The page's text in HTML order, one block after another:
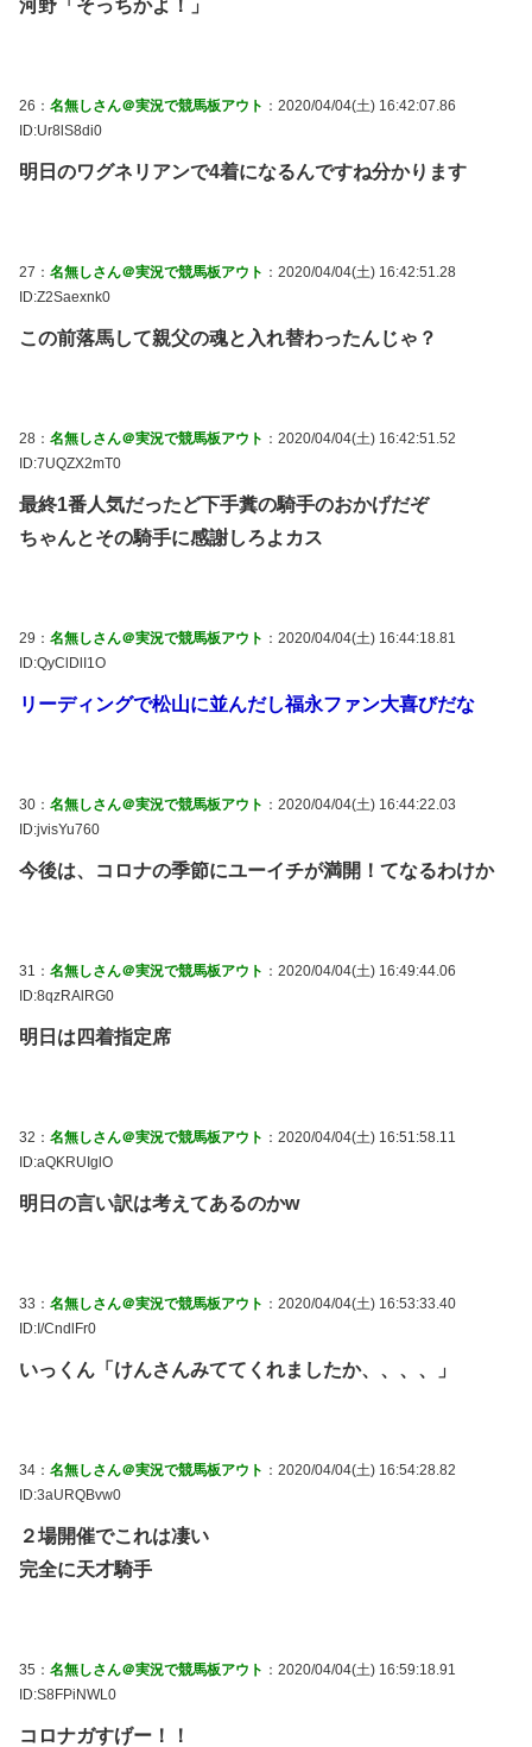
河野「そっちかよ！」
26： 名無しさん＠実況で競馬板アウト ：2020/04/04(土) 16:42:07.86
ID:Ur8lS8di0
明日のワグネリアンで4着になるんですね分かります
27： 名無しさん＠実況で競馬板アウト ：2020/04/04(土) 16:42:51.28
ID:Z2Saexnk0
この前落馬して親父の魂と入れ替わったんじゃ？
28： 名無しさん＠実況で競馬板アウト ：2020/04/04(土) 16:42:51.52
ID:7UQZX2mT0
最終1番人気だったど下手糞の騎手のおかげだぞ
ちゃんとその騎手に感謝しろよカス
29： 名無しさん＠実況で競馬板アウト ：2020/04/04(土) 16:44:18.81
ID:QyClDlI1O
リーディングで松山に並んだし福永ファン大喜びだな
30： 名無しさん＠実況で競馬板アウト ：2020/04/04(土) 16:44:22.03
ID:jvisYu760
今後は、コロナの季節にユーイチが満開！てなるわけか
31： 名無しさん＠実況で競馬板アウト ：2020/04/04(土) 16:49:44.06
ID:8qzRAlRG0
明日は四着指定席
32： 名無しさん＠実況で競馬板アウト ：2020/04/04(土) 16:51:58.11
ID:aQKRUIglO
明日の言い訳は考えてあるのかw
33： 名無しさん＠実況で競馬板アウト ：2020/04/04(土) 16:53:33.40
ID:I/CndlFr0
いっくん「けんさんみててくれましたか、、、、」
34： 名無しさん＠実況で競馬板アウト ：2020/04/04(土) 16:54:28.82
ID:3aURQBvw0
２場開催でこれは凄い
完全に天才騎手
35： 名無しさん＠実況で競馬板アウト ：2020/04/04(土) 16:59:18.91
ID:S8FPiNWL0
コロナガすげー！！